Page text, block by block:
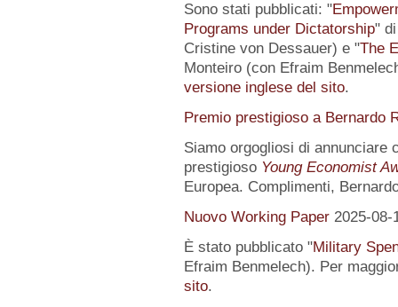
Sono stati pubblicati: "
Programs under Dictatorship"
Cristine von Dessauer) e "The
Monteiro (con Efraim
versione inglese del sito.
Premio prestigioso a Bernardo
Siamo orgogliosi di annunciare
prestigioso Young Economist
Europea. Complimenti,
Nuovo Working Paper 2025-08-
È stato pubblicato "Military
Efraim Benmelech). Per
sito.